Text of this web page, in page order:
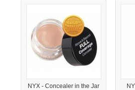
NYX - Concealer in the Jar